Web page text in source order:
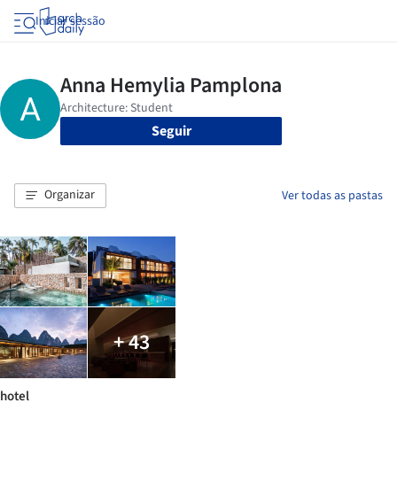
Iniciar sessão
Seguir
Organizar Ver todas as pastas
+ 43
hotel